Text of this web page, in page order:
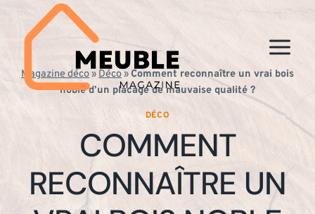
contenu
Magazine déco»Déco» Comment reconnaître un vrai bois
noble d’un placage de mauvaise qualité ?
DÉCO
COMMENT
RECONNAÎTRE UN